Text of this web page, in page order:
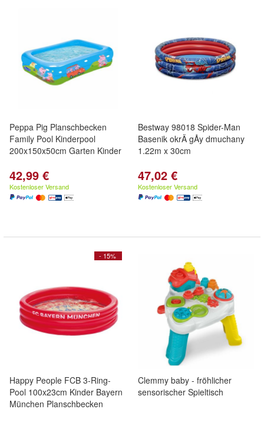
Peppa Pig Planschbecken
Family Pool Kinderpool
200x150x50cm Garten Kinder
42,99 €
Kostenloser Versand
Bestway 98018 Spider-Man
Basenik okrÄ gÅy dmuchany
1.22m x 30cm
47,02 €
Kostenloser Versand
- 15%
Happy People FCB 3-Ring-
Pool 100x23cm Kinder Bayern
München Planschbecken
Clemmy baby - fröhlicher
sensorischer Spieltisch